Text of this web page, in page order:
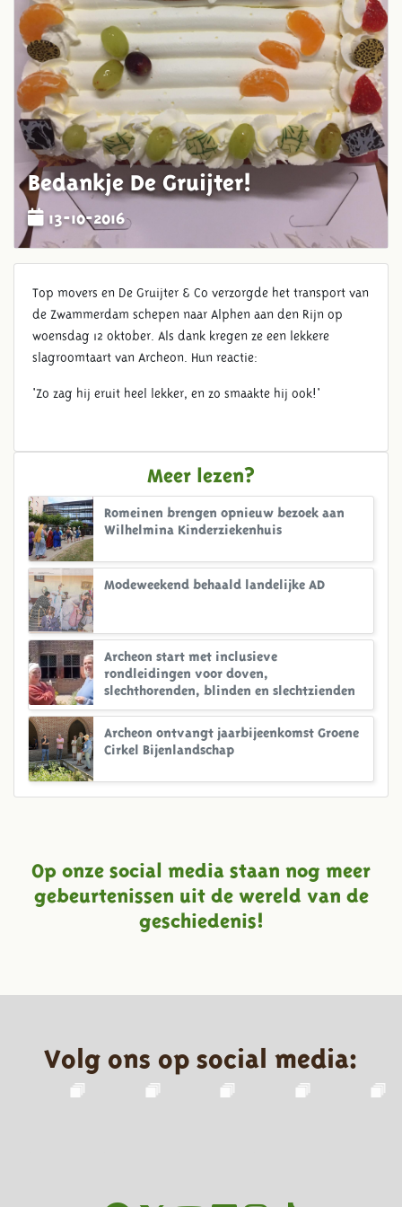
Bedankje De Gruijter!
13-10-2016
Top movers en De Gruijter & Co verzorgde het transport van
de Zwammerdam schepen naar Alphen aan den Rijn op
woensdag 12 oktober. Als dank kregen ze een lekkere
slagroomtaart van Archeon. Hun reactie:
'Zo zag hij eruit heel lekker, en zo smaakte hij ook!'
Meer lezen?
Romeinen brengen opnieuw bezoek aan
Wilhelmina Kinderziekenhuis
Modeweekend behaald landelijke AD
Archeon start met inclusieve
rondleidingen voor doven,
slechthorenden, blinden en slechtzienden
Archeon ontvangt jaarbijeenkomst Groene
Cirkel Bijenlandschap
Op onze social media staan nog meer
gebeurtenissen uit de wereld van de
geschiedenis!
Volg ons op social media: